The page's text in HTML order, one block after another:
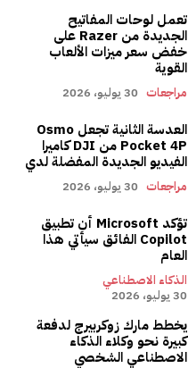
تعمل لوحات المفاتيح
الجديدة من Razer على
خفض سعر ميزات الألعاب
القوية
مراجعات 30 يوليو، 2026
العدسة الثانية تجعل Osmo
Pocket 4P من DJI كاميرا
الفيديو الجديدة المفضلة لدي
مراجعات 30 يوليو، 2026
تؤكد Microsoft أن تطبيق
Copilot الفائق سيأتي هذا
العام
الذكاء الاصطناعي
30 يوليو، 2026
يخطط مارك زوكربيرج لدفعة
كبيرة نحو وكلاء الذكاء
الاصطناعي الشخصي